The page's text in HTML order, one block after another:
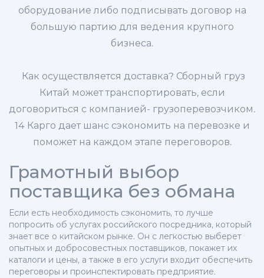
оборудование либо подписывать договор на
большую партию для ведения крупного
бизнеса.
Как осуществляется доставка? Сборный груз
Китай может транспортировать, если
договориться с компанией- грузоперевозчиком.
14 Карго дает шанс сэкономить на перевозке и
поможет на каждом этапе переговоров.
Грамотный выбор
поставщика без обмана
Если есть необходимость сэкономить, то лучше
попросить об услугах российского посредника, который
знает все о китайском рынке. Он с легкостью выберет
опытных и добросовестных поставщиков, покажет их
каталоги и цены, а также в его услуги входит обеспечить
переговоры и проинспектировать предприятие.